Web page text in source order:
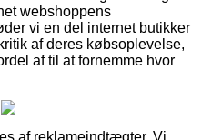
webshoppens
vi en del internet butikker
af deres købsoplevelse,
af til at fornemme hvor
af reklameindtægter. Vi